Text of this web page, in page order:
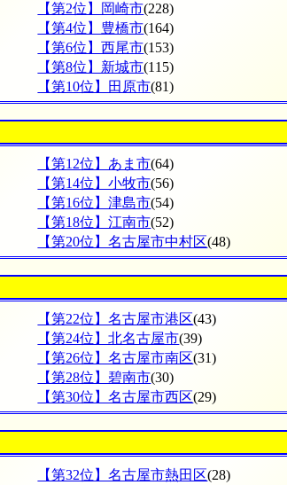
【第2位】岡崎市(228)
【第4位】豊橋市(164)
【第6位】西尾市(153)
【第8位】新城市(115)
【第10位】田原市(81)
【第12位】あま市(64)
【第14位】小牧市(56)
【第16位】津島市(54)
【第18位】江南市(52)
【第20位】名古屋市中村区(48)
【第22位】名古屋市港区(43)
【第24位】北名古屋市(39)
【第26位】名古屋市南区(31)
【第28位】碧南市(30)
【第30位】名古屋市西区(29)
【第32位】名古屋市熱田区(28)